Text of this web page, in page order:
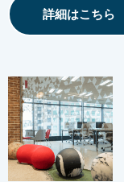
詳細はこちら